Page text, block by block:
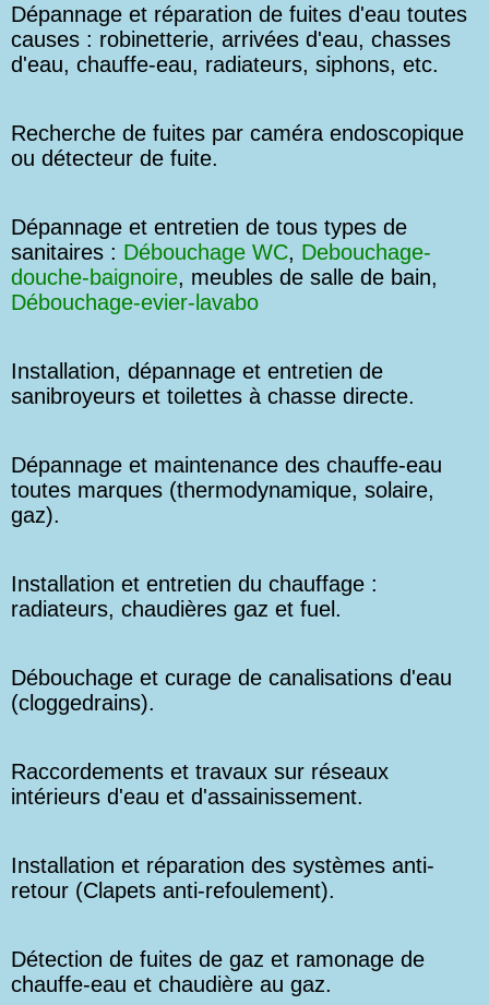
Dépannage et réparation de fuites d'eau toutes
causes : robinetterie, arrivées d'eau, chasses
d'eau, chauffe-eau, radiateurs, siphons, etc.
Recherche de fuites par caméra endoscopique
ou détecteur de fuite.
Dépannage et entretien de tous types de
sanitaires : Débouchage WC, Debouchage-
douche-baignoire, meubles de salle de bain,
Débouchage-evier-lavabo
Installation, dépannage et entretien de
sanibroyeurs et toilettes à chasse directe.
Dépannage et maintenance des chauffe-eau
toutes marques (thermodynamique, solaire,
gaz).
Installation et entretien du chauffage :
radiateurs, chaudières gaz et fuel.
Débouchage et curage de canalisations d'eau
(cloggedrains).
Raccordements et travaux sur réseaux
intérieurs d'eau et d'assainissement.
Installation et réparation des systèmes anti-
retour (Clapets anti-refoulement).
Détection de fuites de gaz et ramonage de
chauffe-eau et chaudière au gaz.